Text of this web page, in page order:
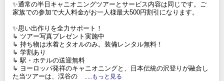
✨通常の半日キャニオニングツアーとサービス内容は同じです。ご
家族での参加で大人料金がお一人様最大500円割引になります。
✨思い出作りを全力サポート！
↳ ツアー写真プレゼント実施中
↳ 持ち物は水着とタオルのみ。装備レンタル無料！
↳ 学割あり
↳ 駅・ホテルの送迎無料
↳ ヨーロッパ発祥のキャニオニングと、日本伝統の沢登りが融合し
た当ツアーは、渓谷の
.....もっと見る